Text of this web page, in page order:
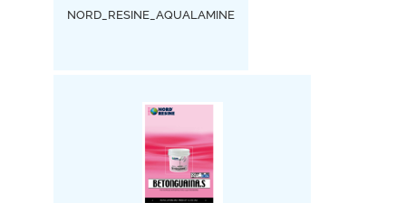
NORD_RESINE_AQUALAMINE